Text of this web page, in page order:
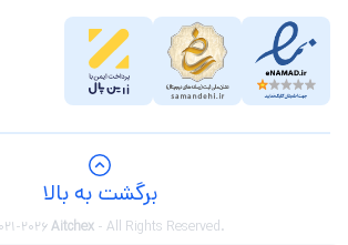
برگشت به بالا
2026Aitchex - All Rights Reserved.